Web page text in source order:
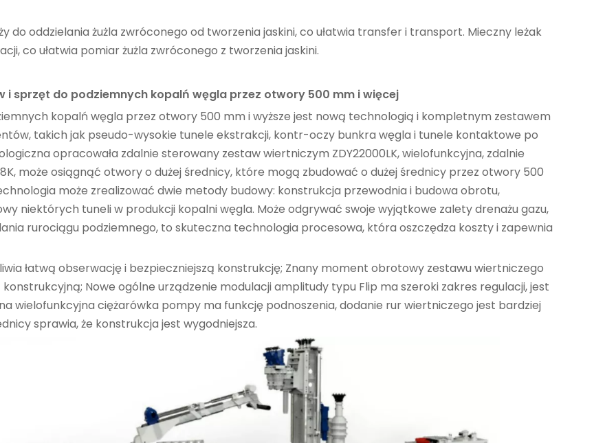
do oddzielania żużla zwróconego od tworzenia jaskini, co ułatwia transfer i transport. Mieczny leżak
co ułatwia pomiar żużla zwróconego z tworzenia jaskini.
sprzęt do podziemnych kopalń węgla przez otwory 500 mm i więcej
kopalń węgla przez otwory 500 mm i wyższe jest nową technologią i kompletnym zestawem
takich jak pseudo-wysokie tunele ekstrakcji, kontr-oczy bunkra węgla i tunele kontaktowe po
opracowała zdalnie sterowany zestaw wiertniczym ZDY22000LK, wielofunkcyjna, zdalnie
może osiągnąć otwory o dużej średnicy, które mogą zbudować o dużej średnicy przez otwory 500
może zrealizować dwie metody budowy: konstrukcja przewodnia i budowa obrotu,
niektórych tuneli w produkcji kopalni węgla. Może odgrywać swoje wyjątkowe zalety drenażu gazu,
rurociągu podziemnego, to skuteczna technologia procesowa, która oszczędza koszty i zapewnia
łatwą obserwację i bezpieczniejszą konstrukcję; Znany moment obrotowy zestawu wiertniczego
Nowe ogólne urządzenie modulacji amplitudy typu Flip ma szeroki zakres regulacji, jest
wielofunkcyjna ciężarówka pompy ma funkcję podnoszenia, dodanie rur wiertniczego jest bardziej
sprawia, że ​​konstrukcja jest wygodniejsza.